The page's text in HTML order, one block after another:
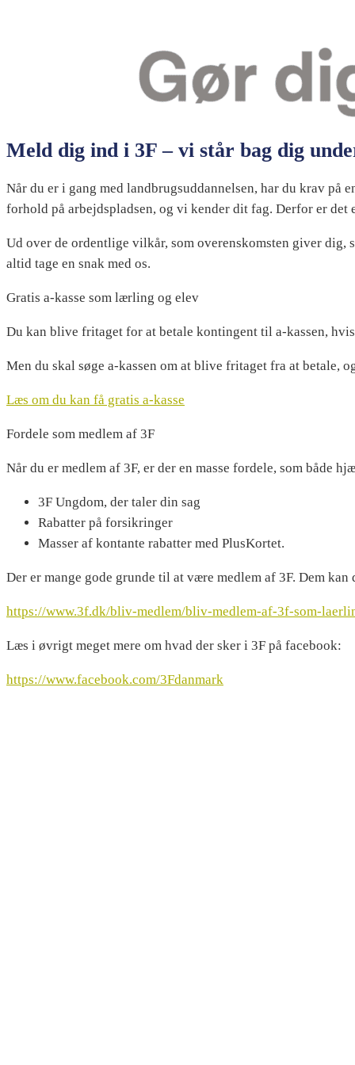
Meld dig ind i 3F – vi står bag dig
Når du er i gang med landbrugsuddannelsen, har du krav
forhold på arbejdspladsen, og vi kender dit fag. Derfor er det
Ud over de ordentlige vilkår, som overenskomsten giver dig,
altid tage en snak med os.
Gratis a-kasse som lærling og elev
Du kan blive fritaget for at betale kontingent til a-kassen,
Men du skal søge a-kassen om at blive fritaget fra at betale,
Læs om du kan få gratis a-kasse
Fordele som medlem af 3F
Når du er medlem af 3F, er der en masse fordele, som både
3F Ungdom, der taler din sag
Rabatter på forsikringer
Masser af kontante rabatter med PlusKortet.
Der er mange gode grunde til at være medlem af 3F. Dem
https://www.3f.dk/bliv-medlem/bliv-medlem-af-3f-som-
Læs i øvrigt meget mere om hvad der sker i 3F på facebook:
https://www.facebook.com/3Fdanmark